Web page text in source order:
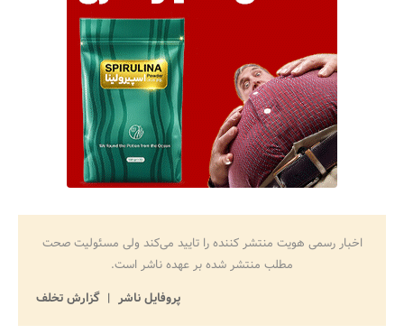
اخبار رسمی هویت منتشر کننده را تایید می‌کند ولی مسئولیت صحت
مطلب منتشر شده بر عهده ناشر است.
پروفایل ناشر
گزارش تخلف